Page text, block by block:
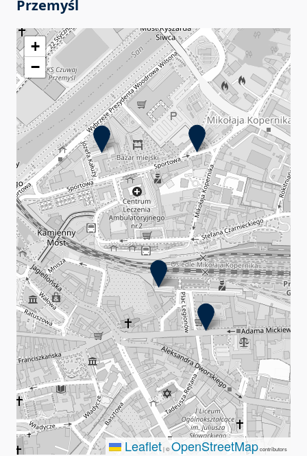
Przemyśl
+
−
Leaflet|©OpenStreetMapcontributors